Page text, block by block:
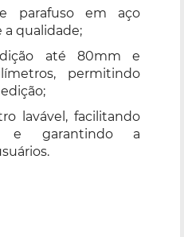
parafuso em aço
a qualidade;
até 80mm e
permitindo
lavável, facilitando
e garantindo a